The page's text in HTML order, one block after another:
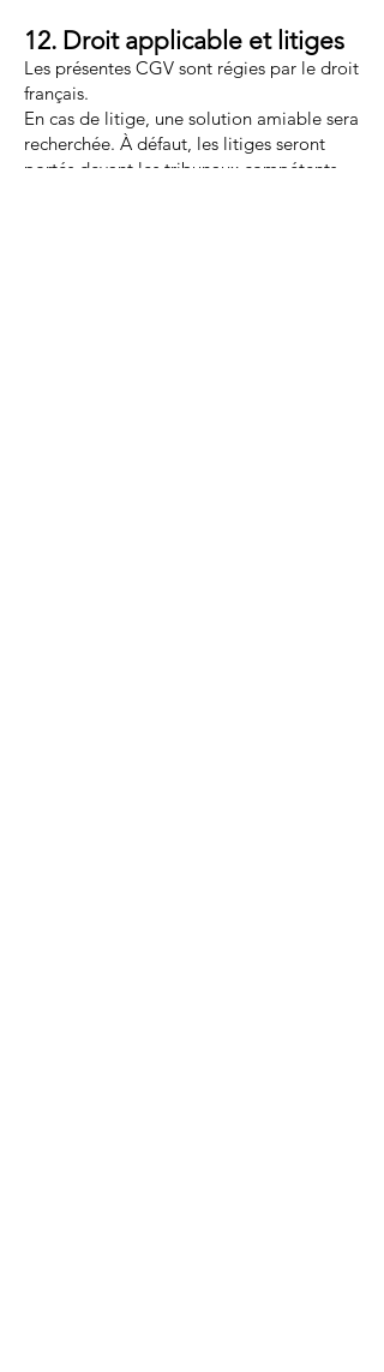
12. Droit applicable et litiges
Les présentes CGV sont régies par le droit
français.
En cas de litige, une solution amiable sera
recherchée. À défaut, les litiges seront
portés devant les tribunaux compétents